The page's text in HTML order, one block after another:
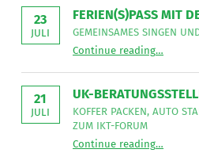
Mobiler
eine*n
für
”
23
JULI
FERIEN(S)PASS MIT
GEMEINSAMES SINGEN
Continue reading
und
in
Straden
”
…
21
JULI
UK-
KOFFER PACKEN, AUTO
ZUM IKT-FORUM
Continue readingUK-Beratungsstelle auf Tour in Linz
Koffer
…